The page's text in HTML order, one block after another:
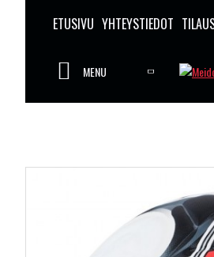
ETUSIVU YHTEYSTIEDOT
MENU